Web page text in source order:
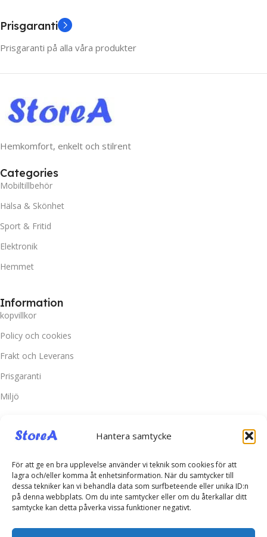
Hantera samtycke
För att ge en bra upplevelse använder vi teknik som cookies för att
lagra och/eller komma åt enhetsinformation. När du samtycker till
dessa tekniker kan vi behandla data som surfbeteende eller unika ID:n
på denna webbplats. Om du inte samtycker eller om du återkallar ditt
samtycke kan detta påverka vissa funktioner negativt.
Prisgaranti
Prisgaranti på alla våra produkter
Hemkomfort, enkelt och stilrent
Categories
Mobiltillbehör
Hälsa & Skönhet
Sport & Fritid
Elektronik
Hemmet
Information
kopvillkor
Policy och cookies
Frakt och Leverans
Prisgaranti
Miljö
Kundtjänst
Kontakta oss
Retur & Reklamation
Vanliga frågor
Inloggning